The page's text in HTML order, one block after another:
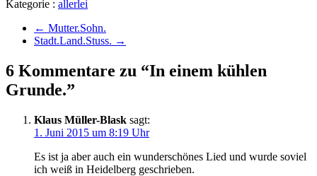
Kategorie : allerlei
← Mutter.Sohn.
Stadt.Land.Stuss. →
6 Kommentare zu “In einem kühlen
Grunde.”
Klaus Müller-Blask sagt:
1. Juni 2015 um 8:19 Uhr
Es ist ja aber auch ein wunderschönes Lied und wurde soviel
ich weiß in Heidelberg geschrieben.